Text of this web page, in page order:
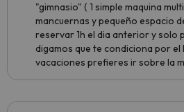
"gimnasio" ( 1 simple maquina
mancuernas y pequeño espacio
reservar 1h el dia anterior y solo
digamos que te condiciona por
vacaciones prefieres ir sobre la